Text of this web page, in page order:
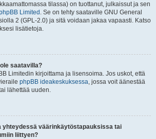
tilassa) on tuottanut, julkaissut ja sen
Limited . Se on tehty saataville GNU General
2 (GPL-2.0) ja sitä voidaan jakaa vapaasti. Katso
lisätietoja.
saatavilla?
Limitedin kirjoittama ja lisensoima. Jos uskot, että
phpBB ideakeskuksessa, jossa voit äänestää
lähettää uuden.
yhteydessä väärinkäytöstapauksissa tai
liittyen?